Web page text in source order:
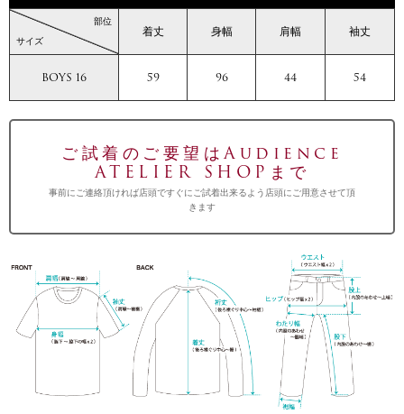
サイズ
部位
着丈 身幅 肩幅 袖丈
BOYS 16 59 96 44 54
ご試着のご要望はAudience
ATELIER SHOPまで
事前にご連絡頂ければ店頭ですぐにご試着出来るよう店頭にご用意させて頂
きます